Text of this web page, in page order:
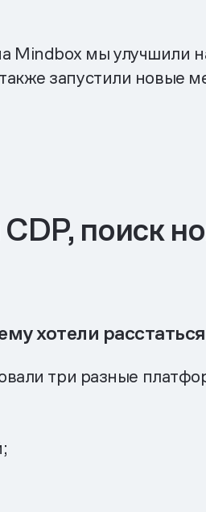
Mindbox мы улучшили
запустили новые
поиск
хотели
три разные